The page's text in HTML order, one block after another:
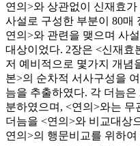
연의>와 상관없이 신재효
사설로 구성한 부분이 80매
연의>와 관련을 맺으며 사
대상이었다. 2장은 <신재효
저 예비적으로 몇가지 개념
본>의 순차적 서사구성을
늠을 추출하였다. 각 더늠
분하였으며, <연의>와는 무
더늠을 <연의>와 비교대상
연의>의 행문비교를 위하